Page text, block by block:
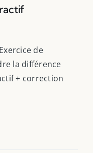
de
la différence
+ correction